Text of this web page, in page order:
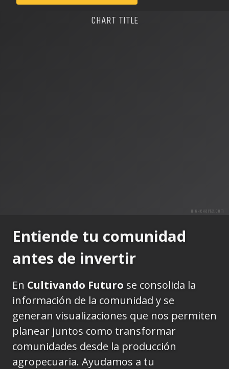
CHART TITLE
Highcharts.com
Entiende tu comunidad
antes de invertir
En Cultivando Futuro se consolida la
información de la comunidad y se
generan visualizaciones que nos permiten
planear juntos como transformar
comunidades desde la producción
agropecuaria. Ayudamos a tu